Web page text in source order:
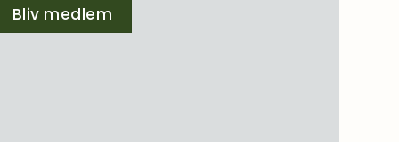
Bliv medlem